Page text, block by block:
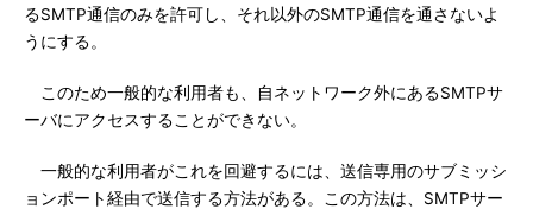
るSMTP通信のみを許可し、それ以外のSMTP通信を通さないよ
うにする。
このため一般的な利用者も、自ネットワーク外にあるSMTPサ
ーバにアクセスすることができない。
一般的な利用者がこれを回避するには、送信専用のサブミッシ
ョンポート経由で送信する方法がある。この方法は、SMTPサー